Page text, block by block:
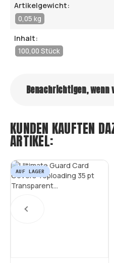
Artikelgewicht:
0,05 kg
Inhalt:
100,00 Stück
Benachrichtigen, wenn
KUNDEN KAUFTEN
ARTIKEL:
AUF LAGER